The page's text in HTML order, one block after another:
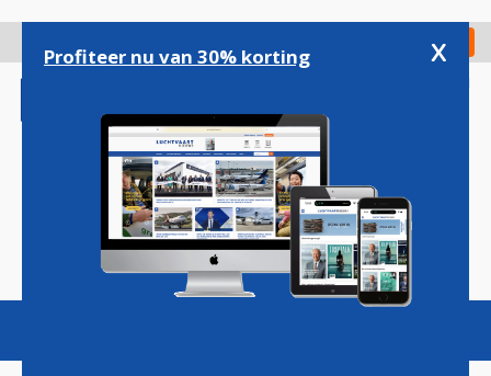
gaan
Check in
Magazine Podcasts Vacatures
Profiteer nu van 30% korting x